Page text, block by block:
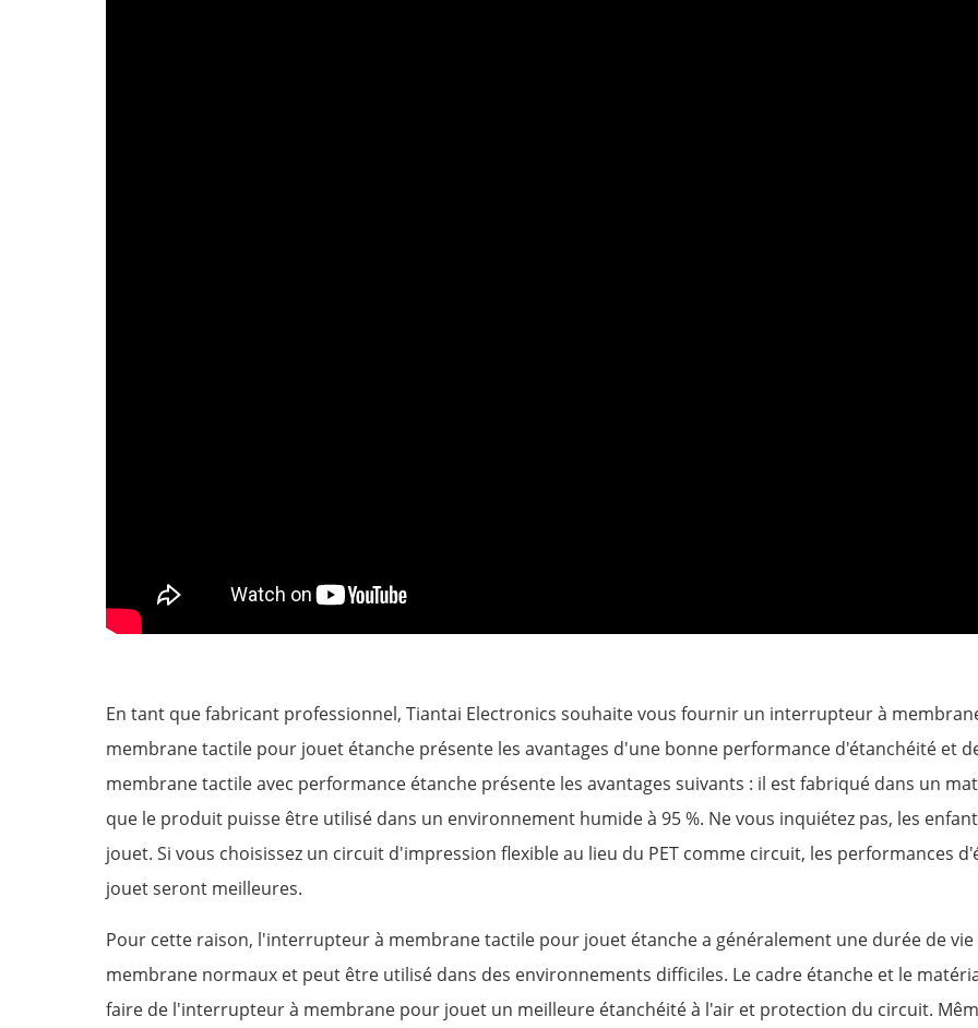
En tant que fabricant professionnel, Tiantai Electronics souhaite vous fournir un interrupteur à
membrane tactile pour jouet étanche présente les avantages d'une bonne performance d'étanchéité et
membrane tactile avec performance étanche présente les avantages suivants : il est fabriqué dans un
que le produit puisse être utilisé dans un environnement humide à 95 %. Ne vous inquiétez pas, les
jouet. Si vous choisissez un circuit d'impression flexible au lieu du PET comme circuit, les
jouet seront meilleures.
Pour cette raison, l'interrupteur à membrane tactile pour jouet étanche a généralement une durée de
membrane normaux et peut être utilisé dans des environnements difficiles. Le cadre étanche et le
faire de l'interrupteur à membrane pour jouet un meilleure étanchéité à l'air et protection du circuit.